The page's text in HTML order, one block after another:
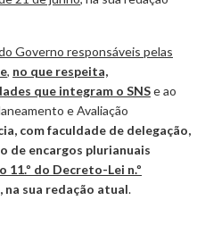
Governo responsáveis pelas
, no que respeita,
que integram o SNSe ao
e Avaliação
com faculdade de delegação,
de encargos plurianuais
11.º do Decreto-Lei n.º
, na sua redação atual.